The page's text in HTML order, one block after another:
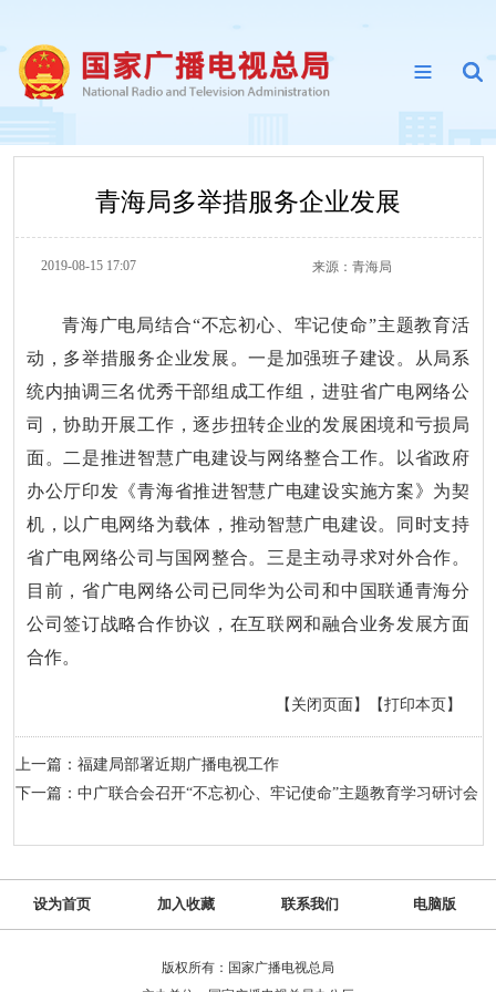
青海局多举措服务企业发展
2019-08-15 17:07 来源： 青海局
青海广电局结合“不忘初心、牢记使命”主题教育活
动，多举措服务企业发展。一是加强班子建设。从局系
统内抽调三名优秀干部组成工作组，进驻省广电网络公
司，协助开展工作，逐步扭转企业的发展困境和亏损局
面。二是推进智慧广电建设与网络整合工作。以省政府
办公厅印发《青海省推进智慧广电建设实施方案》为契
机，以广电网络为载体，推动智慧广电建设。同时支持
省广电网络公司与国网整合。三是主动寻求对外合作。
目前，省广电网络公司已同华为公司和中国联通青海分
公司签订战略合作协议，在互联网和融合业务发展方面
合作。
【打印本页】
【关闭页面】
上一篇：福建局部署近期广播电视工作
下一篇：中广联合会召开“不忘初心、牢记使命”主题教育学习研讨会
设为首页 加入收藏 联系我们 电脑版
版权所有：国家广播电视总局